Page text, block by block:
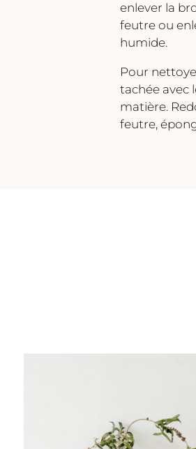
enlever la
feutre ou
humide.
Pour
tachée avec
matière.
feutre,